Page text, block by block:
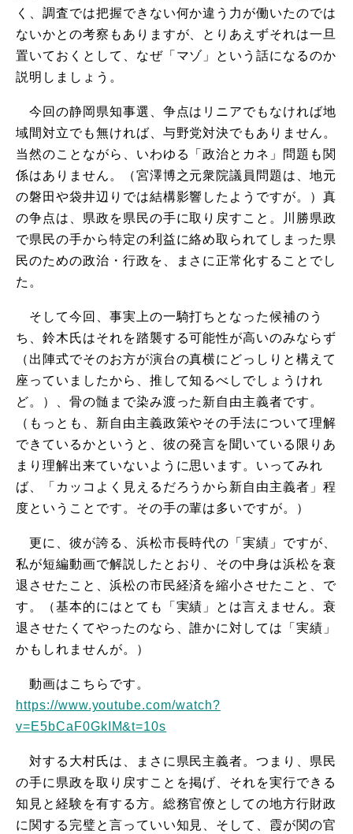
く、調査では把握できない何か違う力が働いたのでは
ないかとの考察もありますが、とりあえずそれは一旦
置いておくとして、なぜ「マゾ」という話になるのか
説明しましょう。
今回の静岡県知事選、争点はリニアでもなければ地
域間対立でも無ければ、与野党対決でもありません。
当然のことながら、いわゆる「政治とカネ」問題も関
係はありません。（宮澤博之元衆院議員問題は、地元
の磐田や袋井辺りでは結構影響したようですが。）真
の争点は、県政を県民の手に取り戻すこと。川勝県政
で県民の手から特定の利益に絡め取られてしまった県
民のための政治・行政を、まさに正常化することでし
た。
そして今回、事実上の一騎打ちとなった候補のう
ち、鈴木氏はそれを踏襲する可能性が高いのみならず
（出陣式でそのお方が演台の真横にどっしりと構えて
座っていましたから、推して知るべしでしょうけれ
ど。）、骨の髄まで染み渡った新自由主義者です。
（もっとも、新自由主義政策やその手法について理解
できているかというと、彼の発言を聞いている限りあ
まり理解出来ていないように思います。いってみれ
ば、「カッコよく見えるだろうから新自由主義者」程
度ということです。その手の輩は多いですが。）
更に、彼が誇る、浜松市長時代の「実績」ですが、
私が短編動画で解説したとおり、その中身は浜松を衰
退させたこと、浜松の市民経済を縮小させたこと、で
す。（基本的にはとても「実績」とは言えません。衰
退させたくてやったのなら、誰かに対しては「実績」
かもしれませんが。）
動画はこちらです。
https://www.youtube.com/watch?
v=E5bCaF0GkIM&t=10s
対する大村氏は、まさに県民主義者。つまり、県民
の手に県政を取り戻すことを掲げ、それを実行できる
知見と経験を有する方。総務官僚としての地方行財政
に関する完璧と言っていい知見、そして、霞が関の官